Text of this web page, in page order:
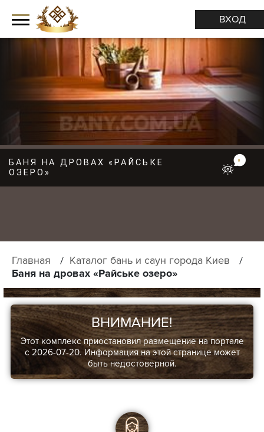
ВХОД
М
Е
БАНЯ НА ДРОВАХ «РАЙСЬКЕ
ОЗЕРО»
0
Главная
Каталог бань и саун города Киев
Баня на дровах «Райське озеро»
ВНИМАНИЕ!
Этот комплекс приостановил размещение на портале
с 2026-07-20. Информация на этой странице может
быть недостоверной.